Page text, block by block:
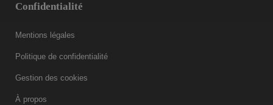
Confidentialité
Mentions légales
Politique de confidentialité
Gestion des cookies
À propos